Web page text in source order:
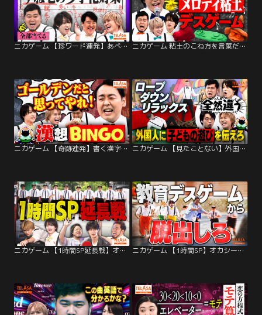
ニカゲーム 【珍ワード連発】あべこべ現代文 ニカゲーム 粘土のこね方を言葉だけで伝えろ
ニカゲーム 【奇跡連発】書く漢字を予想しろ！ ニカゲーム 【見たことない】外国人に日本の遊び伝えられるかな？
ニカゲーム 【1時間SP延長戦】オカシーパラダイスからの招待状 ニカゲーム 【1時間SP】オカシーパラダイスからの招待状